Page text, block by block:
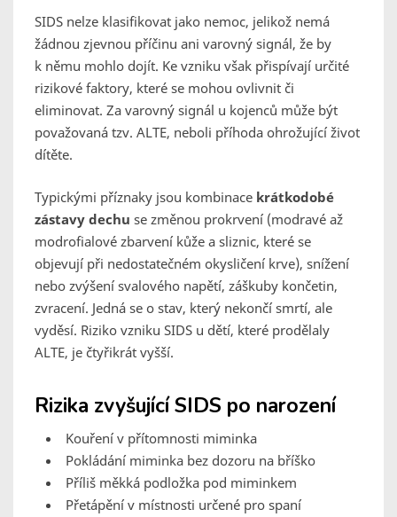
SIDS nelze klasifikovat jako nemoc, jelikož nemá
žádnou zjevnou příčinu ani varovný signál, že by
k němu mohlo dojít. Ke vzniku však přispívají určité
rizikové faktory, které se mohou ovlivnit či
eliminovat. Za varovný signál u kojenců může být
považovaná tzv. ALTE, neboli příhoda ohrožující život
dítěte.
Typickými příznaky jsou kombinace krátkodobé
zástavy dechu se změnou prokrvení (modravé až
modrofialové zbarvení kůže a sliznic, které se
objevují při nedostatečném okysličení krve), snížení
nebo zvýšení svalového napětí, záškuby končetin,
zvracení. Jedná se o stav, který nekončí smrtí, ale
vyděsí. Riziko vzniku SIDS u dětí, které prodělaly
ALTE, je čtyřikrát vyšší.
Rizika zvyšující SIDS po narození
Kouření v přítomnosti miminka
Pokládání miminka bez dozoru na bříško
Příliš měkká podložka pod miminkem
Přetápění v místnosti určené pro spaní